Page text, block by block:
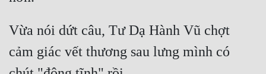
Vừa nói dứt câu, Tư Dạ Hành Vũ chợt
cảm giác vết thương sau lưng mình có